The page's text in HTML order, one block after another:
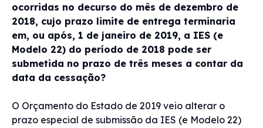
ocorridas no decurso do mês de dezembro de
2018, cujo prazo limite de entrega terminaria
em, ou após, 1 de janeiro de 2019, a IES (e
Modelo 22) do período de 2018 pode ser
submetida no prazo de três meses a contar da
data da cessação?
O Orçamento do Estado de 2019 veio alterar o
prazo especial de submissão da IES (e Modelo 22)